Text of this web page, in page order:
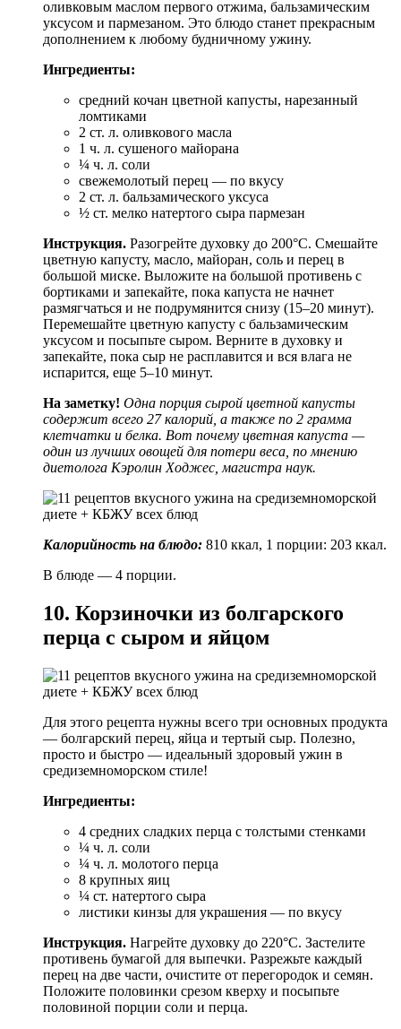
оливковым маслом первого отжима, бальзамическим
уксусом и пармезаном. Это блюдо станет прекрасным
дополнением к любому будничному ужину.
Ингредиенты:
средний кочан цветной капусты, нарезанный
ломтиками
2 ст. л. оливкового масла
1 ч. л. сушеного майорана
¼ ч. л. соли
свежемолотый перец — по вкусу
2 ст. л. бальзамического уксуса
½ ст. мелко натертого сыра пармезан
Инструкция. Разогрейте духовку до 200°C. Смешайте
цветную капусту, масло, майоран, соль и перец в
большой миске. Выложите на большой противень с
бортиками и запекайте, пока капуста не начнет
размягчаться и не подрумянится снизу (15–20 минут).
Перемешайте цветную капусту с бальзамическим
уксусом и посыпьте сыром. Верните в духовку и
запекайте, пока сыр не расплавится и вся влага не
испарится, еще 5–10 минут.
На заметку! Одна порция сырой цветной капусты
содержит всего 27 калорий, а также по 2 грамма
клетчатки и белка. Вот почему цветная капуста —
один из лучших овощей для потери веса, по мнению
диетолога Кэролин Ходжес, магистра наук.
Калорийность на блюдо: 810 ккал, 1 порции: 203 ккал.
В блюде — 4 порции.
10. Корзиночки из болгарского
перца с сыром и яйцом
Для этого рецепта нужны всего три основных продукта
— болгарский перец, яйца и тертый сыр. Полезно,
просто и быстро — идеальный здоровый ужин в
средиземноморском стиле!
Ингредиенты:
4 средних сладких перца с толстыми стенками
¼ ч. л. соли
¼ ч. л. молотого перца
8 крупных яиц
¼ ст. натертого сыра
листики кинзы для украшения — по вкусу
Инструкция. Нагрейте духовку до 220°С. Застелите
противень бумагой для выпечки. Разрежьте каждый
перец на две части, очистите от перегородок и семян.
Положите половинки срезом кверху и посыпьте
половиной порции соли и перца.